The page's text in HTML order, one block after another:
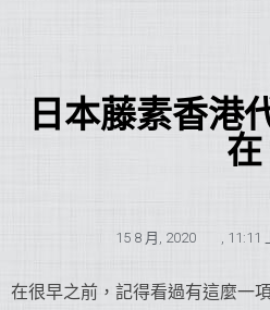
日本藤素香港
在
15 8 月, 2020 , 11:11
在很早之前，記得看過有這麼一